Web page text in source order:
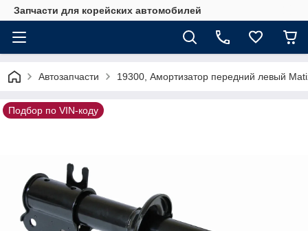
Запчасти для корейских автомобилей
Автозапчасти 19300, Амортизатор передний левый
Подбор по VIN-коду